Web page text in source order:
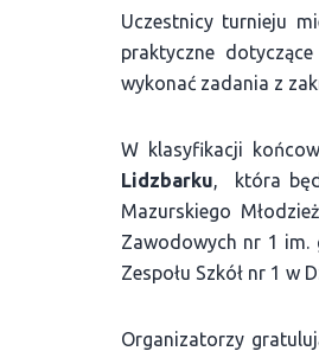
Uczestnicy turnieju
praktyczne
wykonać zadania z
W klasyfikacji
Lidzbarku , która
Mazurskiego
Zawodowych nr 1 im.
Zespołu Szkół nr 1 w
Organizatorzy